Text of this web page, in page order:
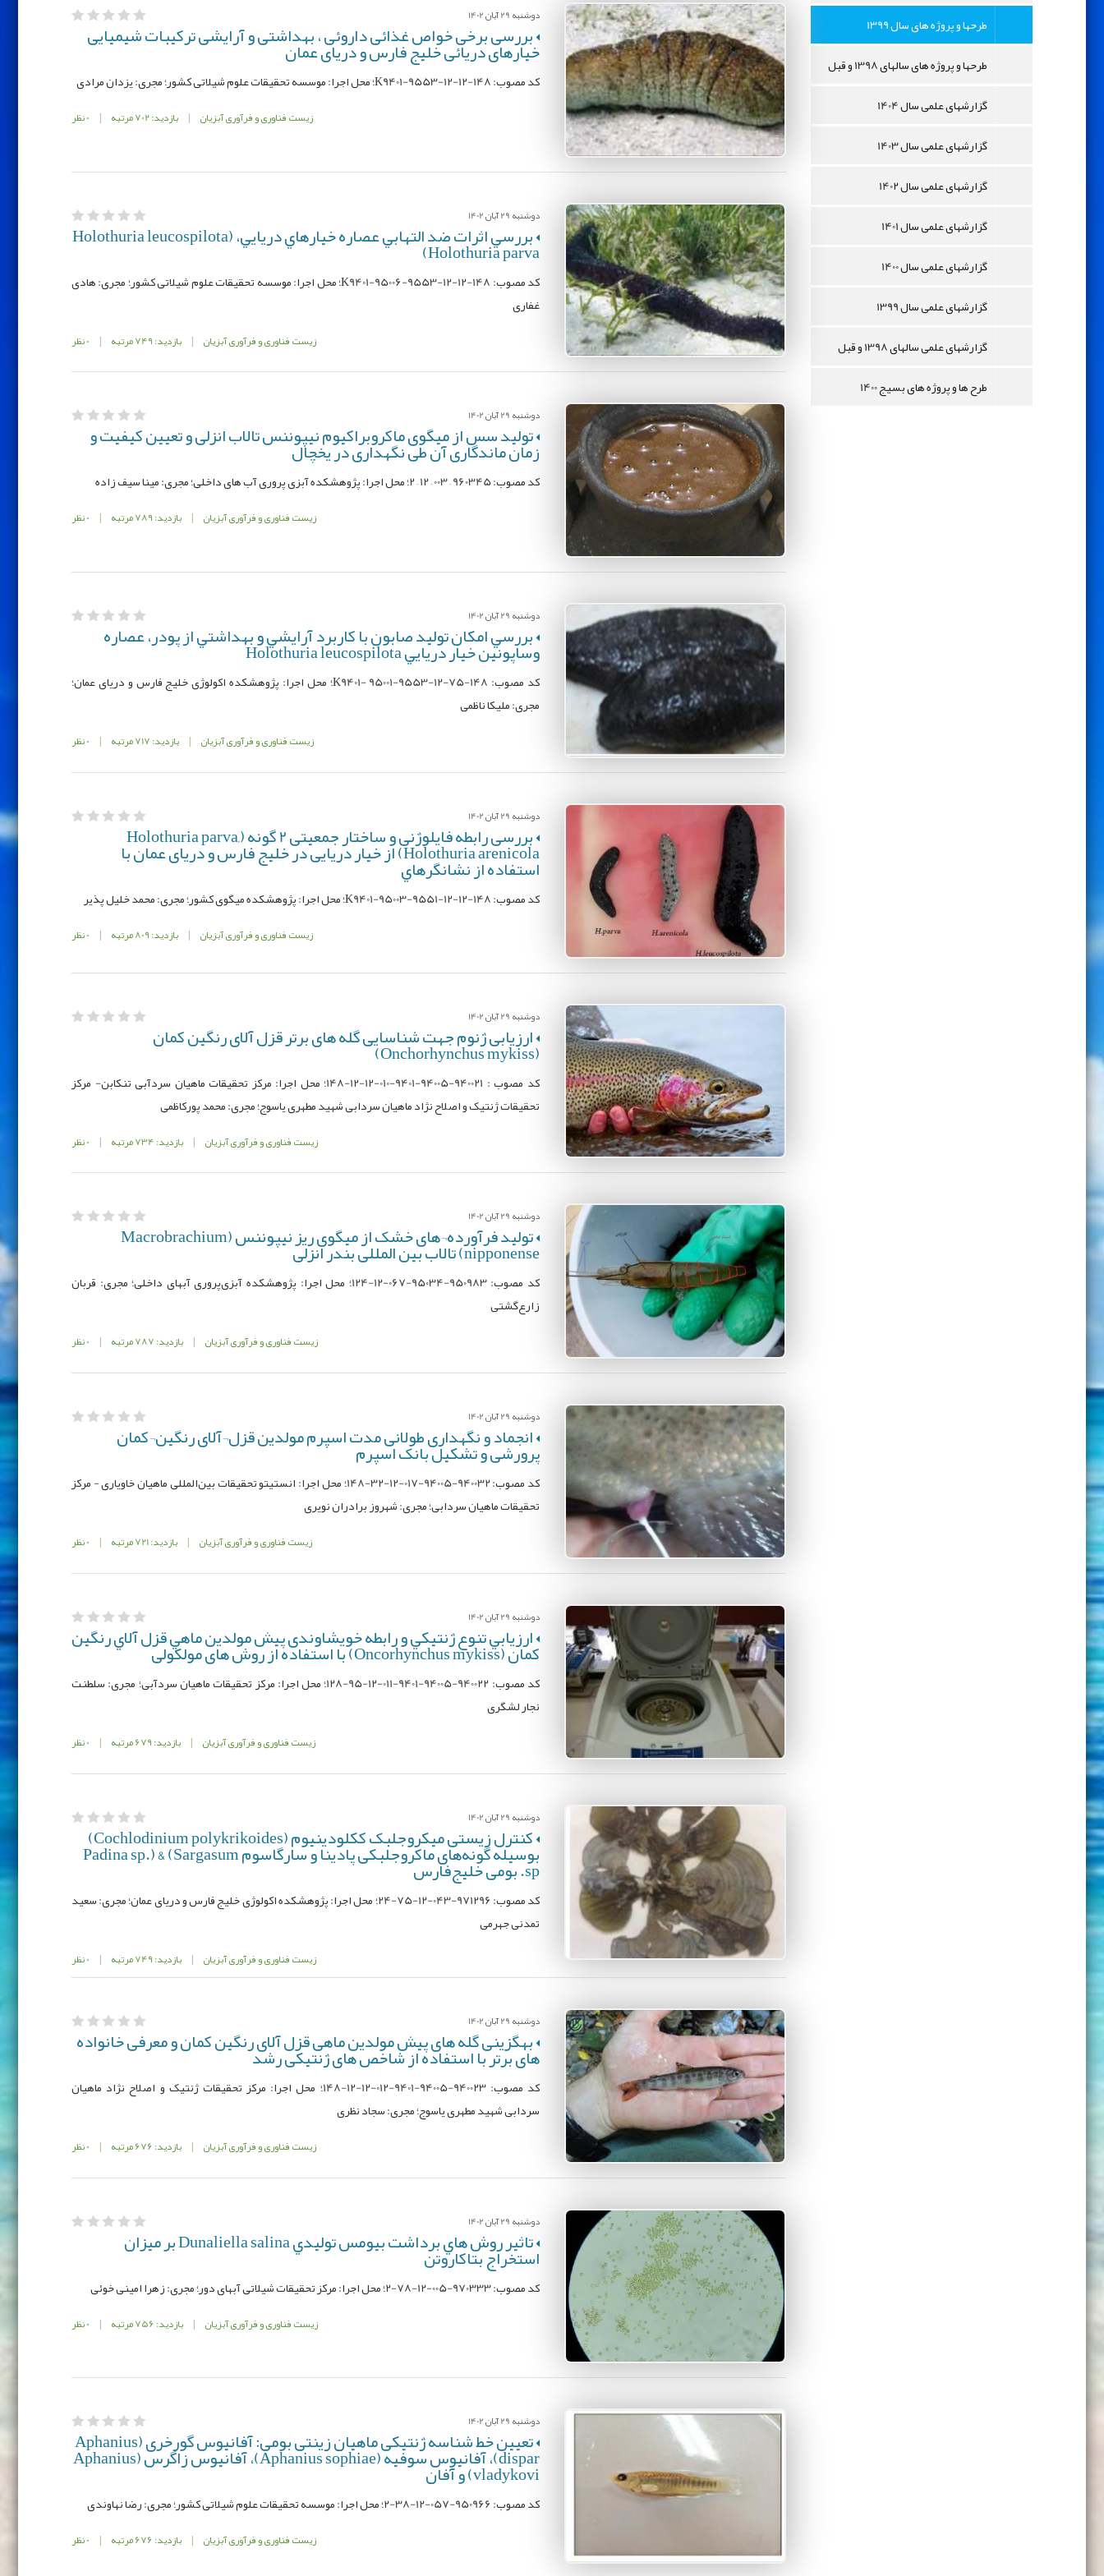
طرحها و پروژه های سال 1399
طرحها و پروژه های سالهای 1398 و قبل
گزارشهای علمی سال 1404
گزارشهای علمی سال 1403
گزارشهای علمی سال 1402
گزارشهای علمی سال 1401
گزارشهای علمی سال 1400
گزارشهای علمی سال 1399
گزارشهای علمی سالهای 1398 و قبل
طرح ها و پروژه های بسیج 1400
دوشنبه 29 آبان 1402
بررسی برخی خواص غذائی داروئی ، بهداشتی و آرایشی ترکیبات شیمیایی
خیارهای دریائی خلیج فارس و دریای عمان
کد مصوب: K9401-9553-12-12-148؛ محل اجرا: موسسه تحقیقات علوم شیلاتی کشور؛ مجری: یزدان مرادی
زیست فناوری و فرآوری آبزیان | بازدید: 702 مرتبه | 0 نظر
دوشنبه 29 آبان 1402
بررسي اثرات ضد التهابي عصاره خيارهاي دريایيHolothuria leucospilota) ، (Holothuria parva
کد مصوب: K9401-95006-9553-12-12-148؛ محل اجرا: موسسه تحقیقات علوم شیلاتی کشور؛ مجری: هادی
غفاری
زیست فناوری و فرآوری آبزیان | بازدید: 749 مرتبه | 0 نظر
دوشنبه 29 آبان 1402
تولید سس از میگوی ماکروبراکیوم نیپوننس تالاب انزلی و تعیین کیفیت و
زمان ماندگاری آن طی نگهداری در یخچال
کد مصوب: 960345 – 003 – 12 – 2؛ محل اجرا: پژوهشکده آبزی پروری آب های داخلی؛ مجری: مینا سیف زاده
زیست فناوری و فرآوری آبزیان | بازدید: 789 مرتبه | 0 نظر
دوشنبه 29 آبان 1402
بررسي امکان توليد صابون با کاربرد آرايشي و بهداشتي از پودر، عصاره
وساپونين خيار دريايي Holothuria leucospilota
کد مصوب: K9401- 95001-9553-12-75-148؛ محل اجرا: پژوهشکده اکولوژی خلیج فارس و دریای عمان؛
مجری: ملیکا ناظمی
زیست فناوری و فرآوری آبزیان | بازدید: 717 مرتبه | 0 نظر
دوشنبه 29 آبان 1402
بررسی رابطه فایلوژنی و ساختار جمعیتی 2 گونه (Holothuria parva,
Holothuria arenicola) از خیار دریایی در خلیج فارس و دریای عمان بااستفاده از نشانگرهاي
کد مصوب: K9401-95003-9551-12-12-148؛ محل اجرا: پژوهشکده میگوی کشور؛ مجری: محمد خلیل پذیر
زیست فناوری و فرآوری آبزیان | بازدید: 809 مرتبه | 0 نظر
دوشنبه 29 آبان 1402
ارزیابی ژنوم جهت شناسایی گله های برتر قزل آلای رنگین کمان(Onchorhynchus mykiss)
کد مصوب : 940021-94005-9401-010-12-12-148؛ محل اجرا: مرکز تحقیقات ماهیان سردآبی تنکابن- مرکز
تحقیقات ژنتیک و اصلاح نژاد ماهیان سردابی شهید مطهری یاسوج؛ مجری: محمد پورکاظمی
زیست فناوری و فرآوری آبزیان | بازدید: 734 مرتبه | 0 نظر
دوشنبه 29 آبان 1402
تولید فرآورده¬های خشک از میگوی ریز نیپوننس (Macrobrachium nipponense) تالاب بین المللی بندر انزلی
کد مصوب: 950983-95034-067-12-124؛ محل اجرا: پژوهشکده آبزی‌پروری آبهای داخلی؛ مجری: قربان
زارع‌گشتی
زیست فناوری و فرآوری آبزیان | بازدید: 787 مرتبه | 0 نظر
دوشنبه 29 آبان 1402
انجماد و نگهداری طولانی مدت اسپرم مولدین قزل¬آلای رنگین¬کمان
پرورشی و تشکیل بانک اسپرم
کد مصوب: 940032-94005-017-12-32-148؛ محل اجرا: انستیتو تحقیقات بین‌المللی ماهیان خاویاری - مرکز
تحقیقات ماهیان سردابی؛ مجری: شهروز برادران نویری
زیست فناوری و فرآوری آبزیان | بازدید: 721 مرتبه | 0 نظر
دوشنبه 29 آبان 1402
ارزیابي تنوع ژنتيكي و رابطه خویشاوندی پیش مولدین ماهي قزل آلاي رنگين
کمان (Oncorhynchus mykiss) با استفاده از روش های مولکولی
کد مصوب: 940022-94005-9401-011-12-95-128؛ محل اجرا: مركز تحقیقات ماهیان سردآبی؛ مجری: سلطنت
نجار لشگری
زیست فناوری و فرآوری آبزیان | بازدید: 679 مرتبه | 0 نظر
دوشنبه 29 آبان 1402
کنترل زیستی میکروجلبک ککلودینیوم (Cochlodinium polykrikoides)
بوسیله گونه‌های ماکروجلبکی پادینا و سارگاسوم Padina sp.) & (Sargasum sp. بومی خلیج‌فارس
کد مصوب: 971296-043-12-75-24؛ محل اجرا: پژوهشکده اکولوژی خلیج فارس و دریای عمان؛ مجری: سعید
تمدنی جهرمی
زیست فناوری و فرآوری آبزیان | بازدید: 749 مرتبه | 0 نظر
دوشنبه 29 آبان 1402
بهگزینی گله های پیش مولدین ماهی قزل آلای رنگین کمان و معرفی خانواده
های برتر با استفاده از شاخص های ژنتیکی رشد
کد مصوب: 940023-94005-9401-012-12-12-148؛ محل اجرا: مرکز تحقیقات ژنتیک و اصلاح نژاد ماهیان
سردابی شهید مطهری یاسوج؛ مجری: سجاد نظری
زیست فناوری و فرآوری آبزیان | بازدید: 676 مرتبه | 0 نظر
دوشنبه 29 آبان 1402
تاثير روش هاي برداشت بيومس توليدي Dunaliella salina بر ميزان استخراج بتاکاروتن
کد مصوب: 970333-005-12-78-2؛ محل اجرا: مرکز تحقیقات شیلاتی آبهای دور؛ مجری: زهرا امینی خوئی
زیست فناوری و فرآوری آبزیان | بازدید: 756 مرتبه | 0 نظر
دوشنبه 29 آبان 1402
تعیین خط شناسه ژنتیکی ماهیان زینتی بومی: آفانیوس گورخری (Aphanius
dispar)، آفانیوس سوفیه (Aphanius sophiae)، آفانیوس زاگرس (Aphanius vladykovi) و آفان
کد مصوب: 950966-057-12-38-2؛ محل اجرا: موسسه تحقیقات علوم شیلاتی کشور؛ مجری: رضا نهاوندی
زیست فناوری و فرآوری آبزیان | بازدید: 676 مرتبه | 0 نظر